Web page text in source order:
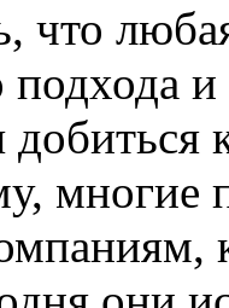
что
подхода
многие